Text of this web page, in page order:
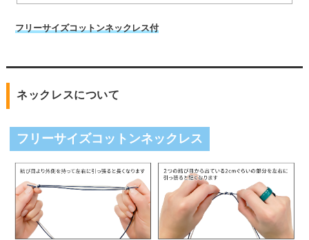
フリーサイズコットンネックレス付
ネックレスについて
フリーサイズコットンネックレス